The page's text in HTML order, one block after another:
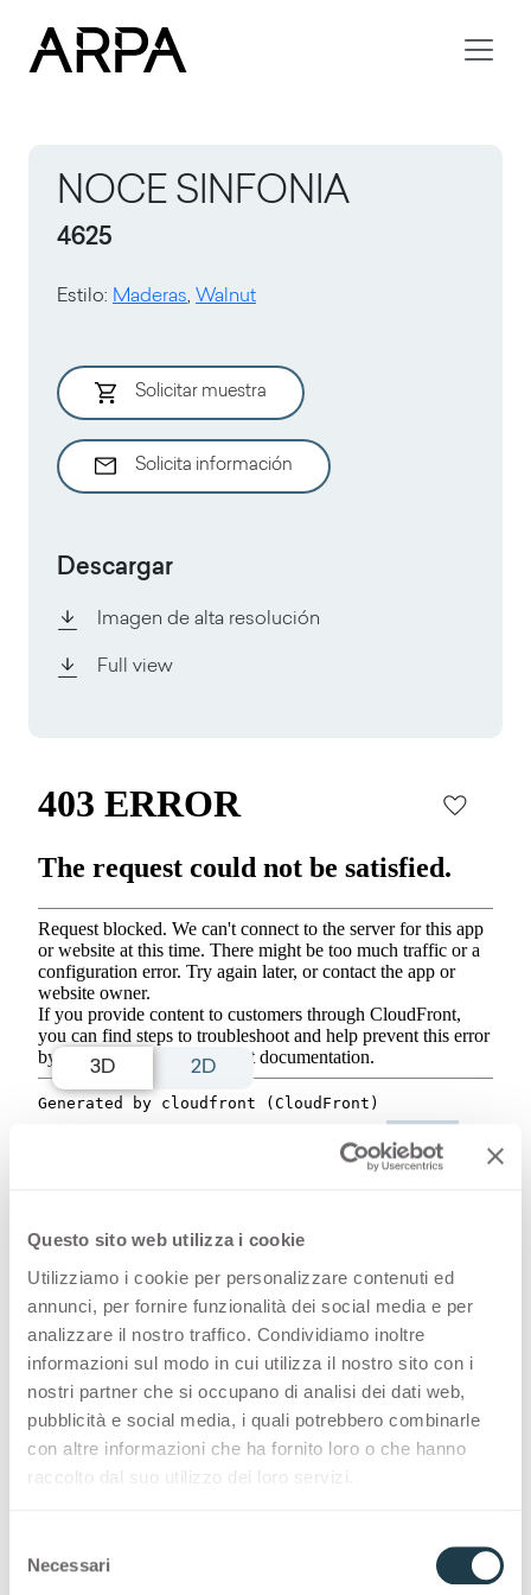
Questo sito web utilizza i cookie
Utilizziamo i cookie per personalizzare contenuti ed
annunci, per fornire funzionalità dei social media e per
analizzare il nostro traffico. Condividiamo inoltre
informazioni sul modo in cui utilizza il nostro sito con i
nostri partner che si occupano di analisi dei dati web,
pubblicità e social media, i quali potrebbero combinarle
con altre informazioni che ha fornito loro o che hanno
raccolto dal suo utilizzo dei loro servizi.
Necessari
NOCE SINFONIA
4625
Estilo: Maderas, Walnut
Solicitar muestra
Solicita información
Descargar
Imagen de alta resolución
Full view
3D 2D
Noce Sinfonia 4625 es una superficie
decorativa HPL de alta calidad que
forma parte de la gama maderas de
Arpa. Descubre la disponibilidad de
todos los productos o solicita una
muestra gratuita.
Variantes